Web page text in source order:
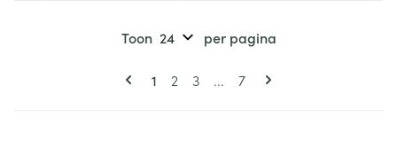
Pagina's
U lees momenteel pagina
1 Pagina
2 Pagina
3 ... Pagina
7
Toon per pagina